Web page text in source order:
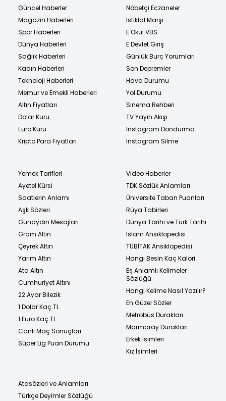
Güncel Haberler
Magazin Haberleri
Spor Haberleri
Dünya Haberleri
Sağlık Haberleri
Kadın Haberleri
Teknoloji Haberleri
Memur ve Emekli Haberleri
Altın Fiyatları
Dolar Kuru
Euro Kuru
Kripto Para Fiyatları
Nöbetçi Eczaneler
İstiklal Marşı
E Okul VBS
E Devlet Giriş
Günlük Burç Yorumları
Son Depremler
Hava Durumu
Yol Durumu
Sinema Rehberi
TV Yayın Akışı
Instagram Dondurma
Instagram Silme
Yemek Tarifleri
Ayetel Kürsi
Saatlerin Anlamı
Aşk Sözleri
Günaydın Mesajları
Gram Altın
Çeyrek Altın
Yarım Altın
Ata Altın
Cumhuriyet Altını
22 Ayar Bilezik
1 Dolar Kaç TL
1 Euro Kaç TL
Canlı Maç Sonuçları
Süper Lig Puan Durumu
Video Haberler
TDK Sözlük Anlamları
Üniversite Taban Puanları
Rüya Tabirleri
Dünya Tarihi ve Türk Tarihi
İslam Ansiklopedisi
TÜBİTAK Ansiklopedisi
Hangi Besin Kaç Kalori
Eş Anlamlı Kelimeler
Sözlüğü
Hangi Kelime Nasıl Yazılır?
En Güzel Sözler
Metrobüs Durakları
Marmaray Durakları
Erkek İsimleri
Kız İsimleri
Atasözleri ve Anlamları
Türkçe Deyimler Sözlüğü